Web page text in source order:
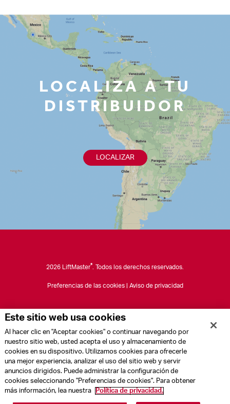
LOCALIZA A TU
DISTRIBUIDOR
LOCALIZAR
2026 LiftMaster® . Todos los derechos reservados.
Preferencias de las cookies| Aviso de privacidad
Este sitio web usa cookies
Al hacer clic en "Aceptar cookies" o continuar navegando por
nuestro sitio web, usted acepta el uso y almacenamiento de
cookies en su dispositivo. Utilizamos cookies para ofrecerle
una mejor experiencia, analizar el uso del sitio web y servir
anuncios dirigidos. Puede administrar la configuración de
cookies seleccionando "Preferencias de cookies". Para obtener
más información, lea nuestra
Política de privacidad.